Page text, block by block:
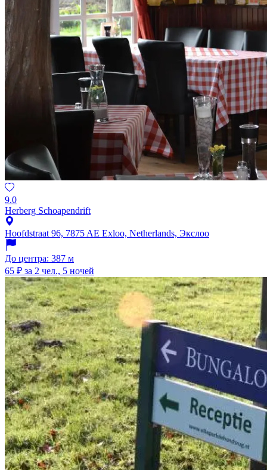
9.0
Herberg Schoapendrift
Hoofdstraat 96, 7875 AE Exloo, Netherlands, Экслоо
До центра: 387 м
65 ₽ за 2 чел., 5 ночей